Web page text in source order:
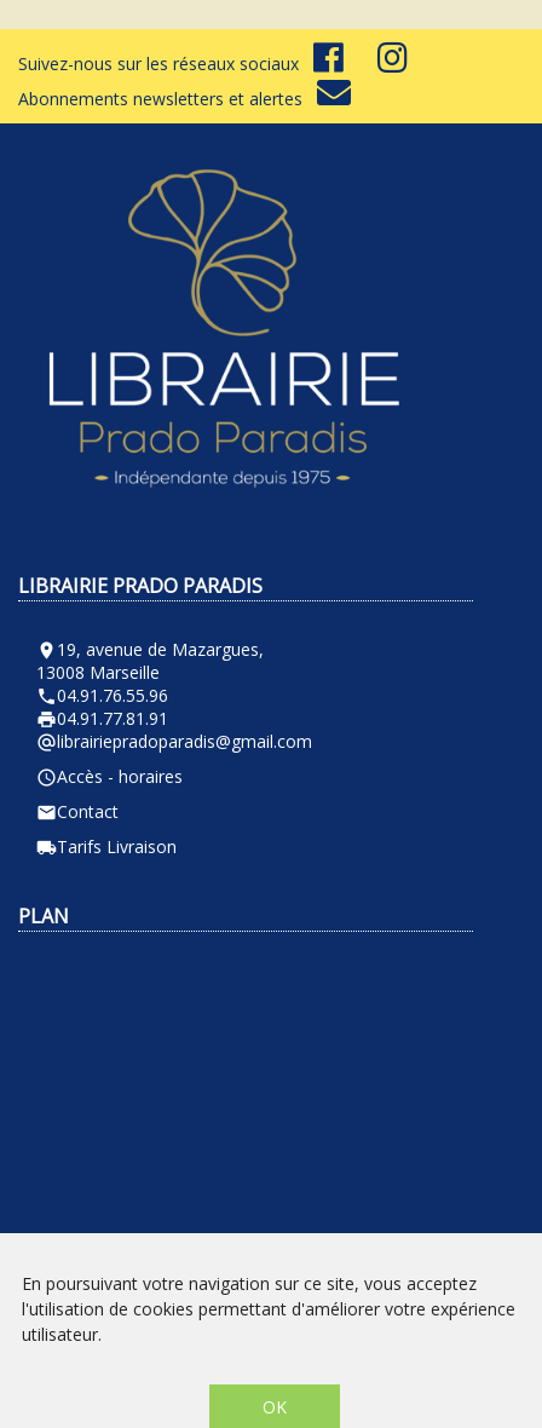
Suivez-nous sur les réseaux sociaux
Abonnements newsletters et alertes
LIBRAIRIE PRADO PARADIS
room 19, avenue de Mazargues,
13008 Marseille
phone04.91.76.55.96
local_printshop04.91.77.81.91
alternate_emaillibrairiepradoparadis@gmail.com
query_builderAccès - horaires
emailContact
local_shippingTarifs Livraison
PLAN
INSCRIPTION
Paradis - Marseille © 2026 - Site créé par
En poursuivant votre navigation sur ce site, vous acceptez
l'utilisation de cookies permettant d'améliorer votre expérience
utilisateur.
OK